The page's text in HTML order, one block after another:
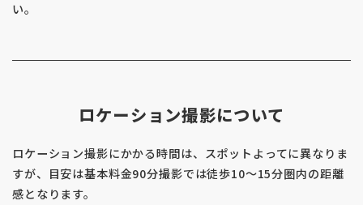
い。
ロケーション撮影について
ロケーション撮影にかかる時間は、スポットよってに異なりま
すが、目安は基本料金90分撮影では徒歩10〜15分圏内の距離
感となります。